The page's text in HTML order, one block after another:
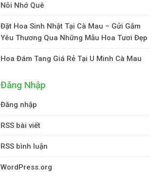
Nỗi Nhớ Quê
Đặt Hoa Sinh Nhật Tại Cà Mau – Gửi Gắm
Yêu Thương Qua Những Mẫu Hoa Tươi Đẹp
Hoa Đám Tang Giá Rẻ Tại U Minh Cà Mau
Đăng Nhập
Đăng nhập
RSS bài viết
RSS bình luận
WordPress.org